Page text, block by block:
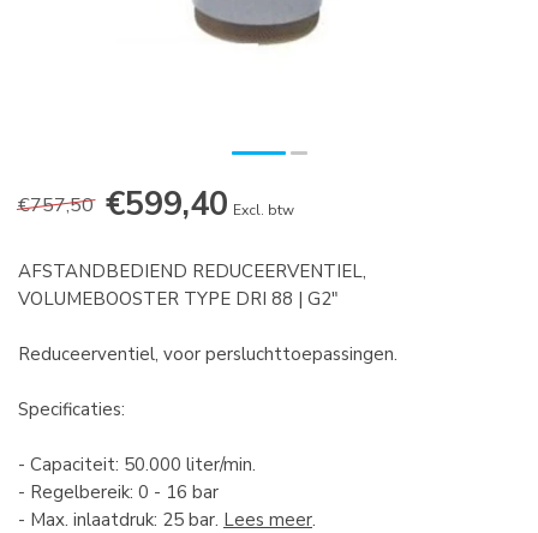
€757,50 €599,40 Excl. btw
AFSTANDBEDIEND REDUCEERVENTIEL,
VOLUMEBOOSTER TYPE DRI 88 | G2"
Reduceerventiel, voor persluchttoepassingen.
Specificaties:
- Capaciteit: 50.000 liter/min.
- Regelbereik: 0 - 16 bar
- Max. inlaatdruk: 25 bar. Lees meer.